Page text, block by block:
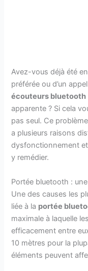
Avez-vous déjà été
préférée ou d’un
écouteurs bluetooth
apparente ? Si cela
pas seul. Ce
a plusieurs raisons
dysfonctionnement
y remédier.
Portée bluetooth :
Une des causes les
liée à la portée
maximale à laquelle
efficacement entre
10 mètres pour la
éléments peuvent